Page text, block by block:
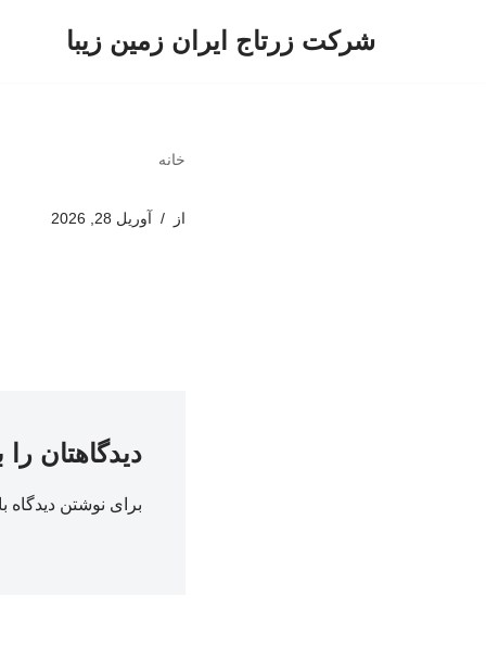
شرکت زرتاج ایران زمین زیبا
خانه
از آوریل 28, 2026
دیدگاهتان را
برای نوشتن دیدگاه